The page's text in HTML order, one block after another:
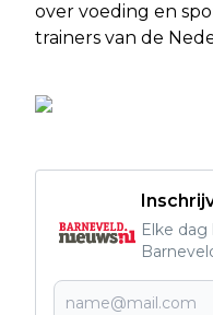
over voeding en
trainers van de
Elke